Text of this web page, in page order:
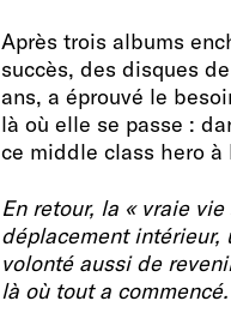
Après trois albums
succès, des disques
ans, a éprouvé le
là où elle se passe :
ce middle class hero à
En retour, la « vraie
déplacement intérieur,
volonté aussi de
là où tout a commencé.